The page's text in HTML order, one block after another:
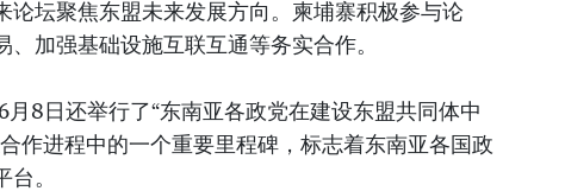
论坛聚焦东盟未来发展方向。柬埔寨积极参与论
加强基础设施互联互通等务实合作。
8日还举行了“东南亚各政党在建设东盟共同体中
作进程中的一个重要里程碑，标志着东南亚各国政
。